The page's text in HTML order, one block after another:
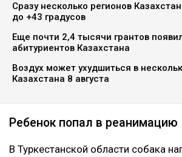
Сразу несколько регионов
до +43 градусов
Еще почти 2,4 тысячи грантов
абитуриентов Казахстана
Воздух может ухудшиться в
Казахстана 8 августа
Ребенок попал в реанимацию
В Туркестанской области собака